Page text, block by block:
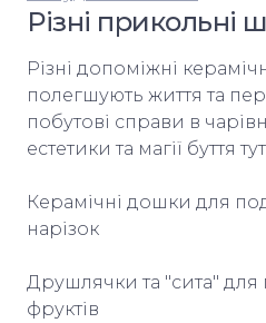
Різні прикольні
Різні допоміжні
полегшують життя та
побутові справи в
естетики та магії буття
Керамічні дошки для
нарізок
Друшлячки та "сита" для
фруктів